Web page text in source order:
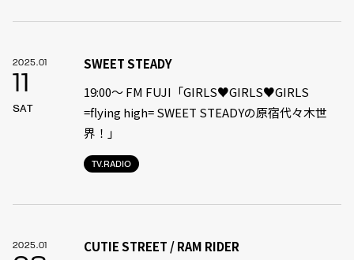
2025.01
11
SAT
TV.RADIO
SWEET STEADY
19:00〜 FM FUJI「GIRLS♥GIRLS♥GIRLS
=flying high= SWEET STEADYの原宿代々木世
界！」
2025.01
CUTIE STREET / RAM RIDER